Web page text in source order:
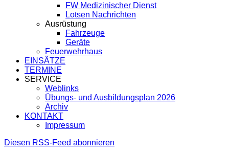
FW Medizinischer Dienst
Lotsen Nachrichten
Ausrüstung
Fahrzeuge
Geräte
Feuerwehrhaus
EINSÄTZE
TERMINE
SERVICE
Weblinks
Übungs- und Ausbildungsplan 2026
Archiv
KONTAKT
Impressum
Diesen RSS-Feed abonnieren